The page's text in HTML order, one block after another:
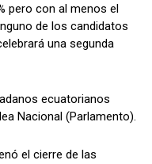
pero con al menos el
de los candidatos
una segunda
ecuatorianos
Nacional (Parlamento).
el cierre de las